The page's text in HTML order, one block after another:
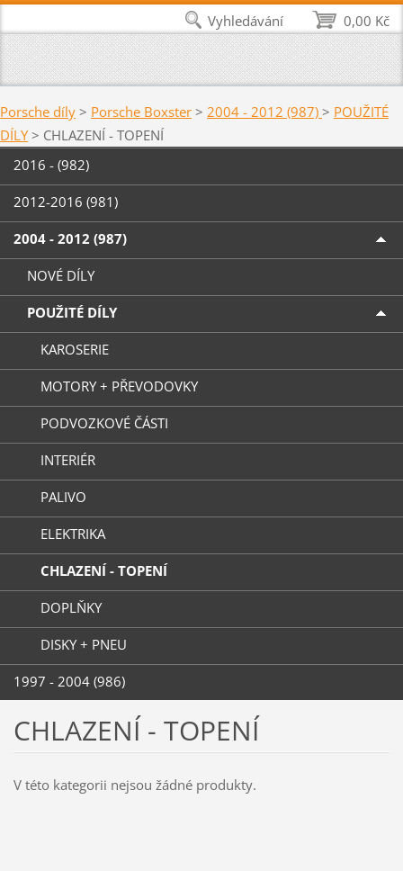
Porsche díly > Porsche Boxster > 2004 - 2012 (987) > POUŽITÉ
DÍLY > CHLAZENÍ - TOPENÍ
2016 - (982)
2012-2016 (981)
2004 - 2012 (987)
NOVÉ DÍLY
POUŽITÉ DÍLY
KAROSERIE
MOTORY + PŘEVODOVKY
PODVOZKOVÉ ČÁSTI
INTERIÉR
PALIVO
ELEKTRIKA
CHLAZENÍ - TOPENÍ
DOPLŇKY
DISKY + PNEU
1997 - 2004 (986)
CHLAZENÍ - TOPENÍ
V této kategorii nejsou žádné produkty.
0,00 Kč
Vyhledávání